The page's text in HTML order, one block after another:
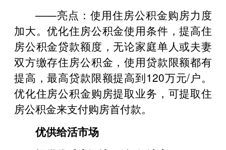
——亮点：使用住房公积金购房力度
加大。优化住房公积金使用条件，提高住
房公积金贷款额度，无论家庭单人或夫妻
双方缴存住房公积金，使用贷款限额都有
提高，最高贷款限额提高到120万元/户。
优化住房公积金购房提取业务，可提取住
房公积金来支付购房首付款。
优供给活市场